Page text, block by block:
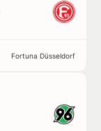
Fortuna Düsseldorf